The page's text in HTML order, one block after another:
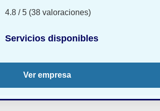
4.8 / 5 (38 valoraciones)
Servicios disponibles
Ver empresa